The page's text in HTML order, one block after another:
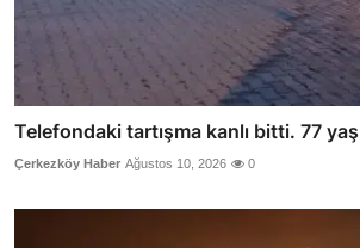
Telefondaki tartışma kanlı bitti. 77
Çerkezköy Haber Ağustos 10, 2026 0